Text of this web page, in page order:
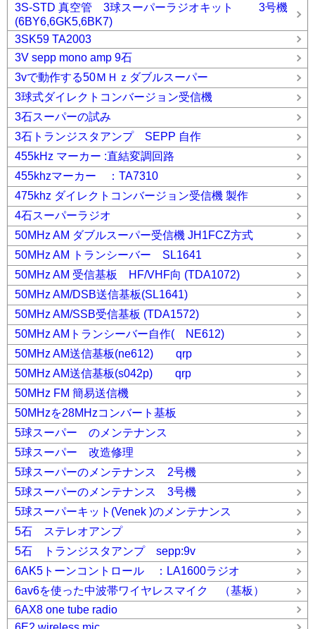
3S-STD 真空管 3球スーパーラジオキット 3号機
(6BY6,6GK5,6BK7)
3SK59 TA2003
3V sepp mono amp 9石
3vで動作する50ＭＨｚダブルスーパー
3球式ダイレクトコンバージョン受信機
3石スーパーの試み
3石トランジスタアンプ SEPP 自作
455kHz マーカー :直結変調回路
455khzマーカー ：TA7310
475khz ダイレクトコンバージョン受信機 製作
4石スーパーラジオ
50MHz AM ダブルスーパー受信機 JH1FCZ方式
50MHz AM トランシーバー SL1641
50MHz AM 受信基板 HF/VHF向 (TDA1072)
50MHz AM/DSB送信基板(SL1641)
50MHz AM/SSB受信基板 (TDA1572)
50MHz AMトランシーバー自作( NE612)
50MHz AM送信基板(ne612) qrp
50MHz AM送信基板(s042p) qrp
50MHz FM 簡易送信機
50MHzを28MHzコンバート基板
5球スーパー のメンテナンス
5球スーパー 改造修理
5球スーパーのメンテナンス 2号機
5球スーパーのメンテナンス 3号機
5球スーパーキット(Venek )のメンテナンス
5石 ステレオアンプ
5石 トランジスタアンプ sepp:9v
6AK5トーンコントロール ：LA1600ラジオ
6av6を使った中波帯ワイヤレスマイク （基板）
6AX8 one tube radio